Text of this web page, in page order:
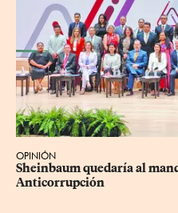
OPINIÓN
Sheinbaum quedaría al
Anticorrupción